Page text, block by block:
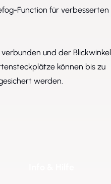
Function für verbesserten
und der Blickwinkel
können bis zu
werden.